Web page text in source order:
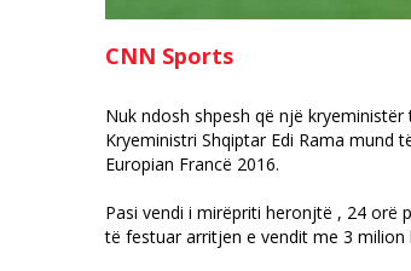
CNN Sports
Nuk ndosh shpesh që një
Kryeministri Shqiptar Edi Rama
Europian Francë 2016.
Pasi vendi i mirëpriti heronjtë , 24 orë
të festuar arritjen e vendit me 3 milion